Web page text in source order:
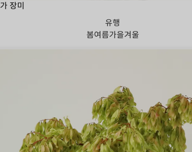
장미
유행
봄여름가을겨울